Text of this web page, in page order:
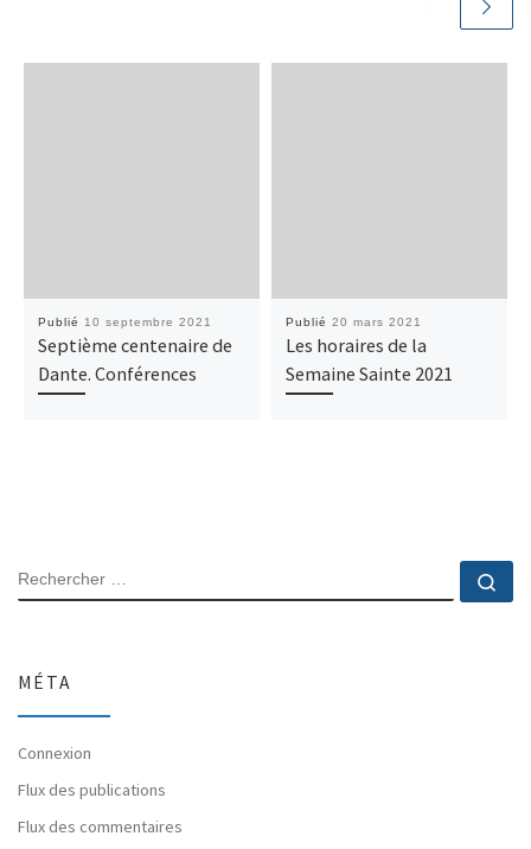
Publié 10 septembre 2021
Septième centenaire de
Dante. Conférences
Publié 20 mars 2021
Les horaires de la
Semaine Sainte 2021
RECHERCHER
MÉTA
Connexion
Flux des publications
Flux des commentaires